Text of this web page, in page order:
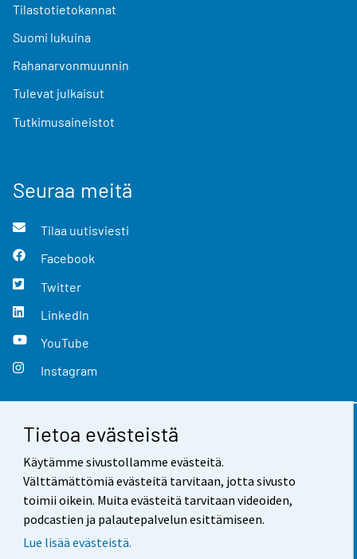
Tietoa evästeistä
Käytämme sivustollamme evästeitä.
Välttämättömiä evästeitä tarvitaan, jotta sivusto
toimii oikein. Muita evästeitä tarvitaan videoiden,
podcastien ja palautepalvelun esittämiseen.
Lue lisää evästeistä.
Tilastotietokannat
Suomi lukuina
Rahanarvonmuunnin
Tulevat julkaisut
Tutkimusaineistot
Seuraa meitä
Tilaa uutisviesti
Facebook
Twitter
LinkedIn
YouTube
Instagram
Yhteystiedot
Palaute
Käyttöehdot